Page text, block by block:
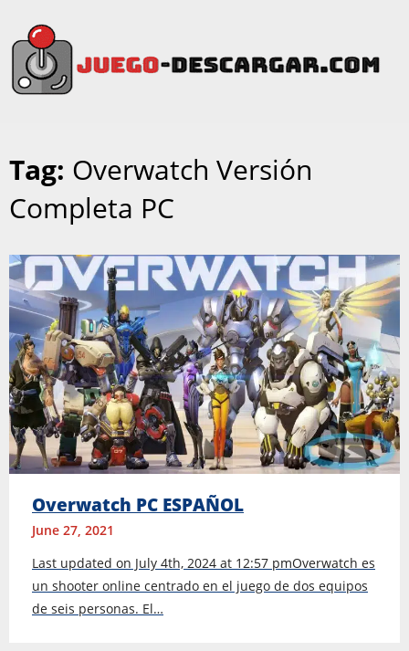
Tag: Overwatch Versión
Completa PC
Overwatch PC ESPAÑOL
June 27, 2021
Last updated on July 4th, 2024 at 12:57 pmOverwatch es
un shooter online centrado en el juego de dos equipos
de seis personas. El…